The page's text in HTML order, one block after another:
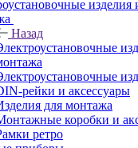
изделия
Назад
рейки и аксессуары
для монтажа
коробки и
ретро